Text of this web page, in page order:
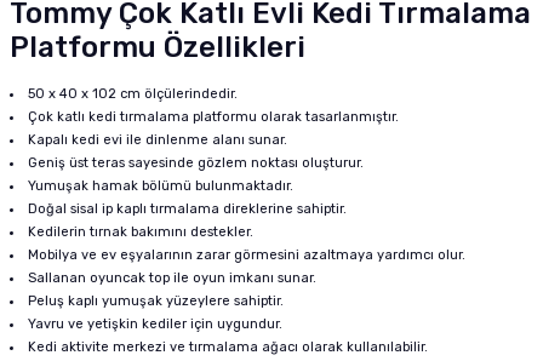
Tommy Çok Katlı Evli Kedi Tırmalama
Platformu Özellikleri
50 x 40 x 102 cm ölçülerindedir.
Çok katlı kedi tırmalama platformu olarak tasarlanmıştır.
Kapalı kedi evi ile dinlenme alanı sunar.
Geniş üst teras sayesinde gözlem noktası oluşturur.
Yumuşak hamak bölümü bulunmaktadır.
Doğal sisal ip kaplı tırmalama direklerine sahiptir.
Kedilerin tırnak bakımını destekler.
Mobilya ve ev eşyalarının zarar görmesini azaltmaya yardımcı olur.
Sallanan oyuncak top ile oyun imkanı sunar.
Peluş kaplı yumuşak yüzeylere sahiptir.
Yavru ve yetişkin kediler için uygundur.
Kedi aktivite merkezi ve tırmalama ağacı olarak kullanılabilir.